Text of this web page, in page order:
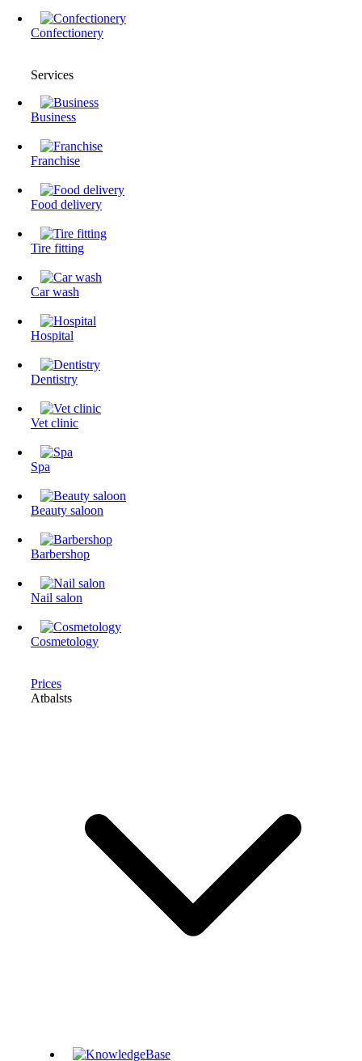
Confectionery
Services
Business
Franchise
Food delivery
Tire fitting
Сar wash
Hospital
Dentistry
Vet clinic
Spa
Beauty saloon
Barbershop
Nail salon
Cosmetology
Prices
Atbalsts